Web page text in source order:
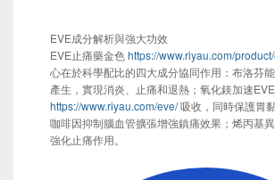
EVE成分解析與強大功效
EVE止痛藥金色https://www.riyau.com/
心在於科學配比的四大成分協同作用：布洛芬
產生，實現消炎、止痛和退熱；氧化鎂加速
https://www.riyau.com/eve/吸收，同時保護胃
咖啡因抑制腦血管擴張增強鎮痛效果；烯丙基
強化止痛作用。